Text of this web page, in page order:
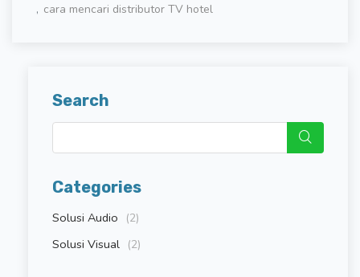
cara mencari distributor TV hotel
Search
Categories
Solusi Audio (2)
Solusi Visual (2)